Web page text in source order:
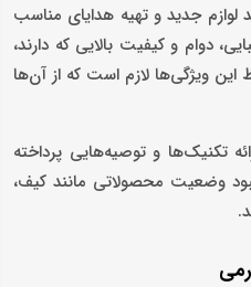
جدید و تهیه هدایای مناسب
دوام و کیفیت بالایی که دارند،
ویژگی‌ها لازم است که از آن‌ها
تکنیک‌ها و توصیه‌هایی ‌پرداخته
وضعیت محصولاتی مانند کیف،